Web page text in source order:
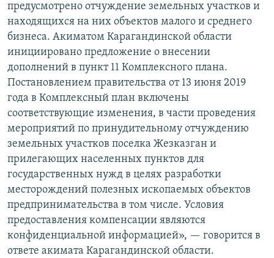
предусмотрено отчуждение земельных участков и
находящихся на них объектов малого и среднего
бизнеса. Акиматом Карагандинской области
инициировано предложение о внесении
дополнений в пункт 11 Комплексного плана.
Постановлением правительства от 13 июня 2019
года в Комплексный план включены
соответствующие изменения, в части проведения
мероприятий по принудительному отчуждению
земельных участков поселка Жезказган и
прилегающих населенных пунктов для
государственных нужд в целях разработки
месторождений полезных ископаемых объектов
предпринимательства в том числе. Условия
предоставления компенсации являются
конфиденциальной информацией», — говорится в
ответе акимата Карагандинской области.